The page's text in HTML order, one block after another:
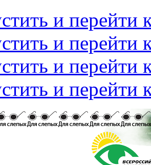
и перейти
и перейти
и перейти
и перейти